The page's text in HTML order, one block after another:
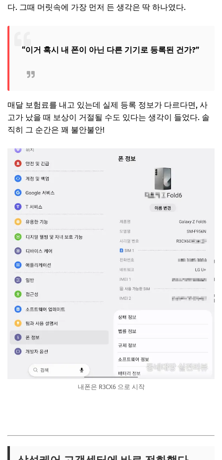
다. 그때 머릿속에 가장 먼저 든 생각은 딱 하나였다.
“이거 혹시 내 폰이 아닌 다른 기기로 등록된 건가?”
매달 보험료를 내고 있는데 실제 등록 정보가 다르다면, 사
고가 났을 때 보상이 거절될 수도 있다는 생각이 들었다. 솔
직히 그 순간은 꽤 불안불안!
내폰은 R3CX6 으로 시작